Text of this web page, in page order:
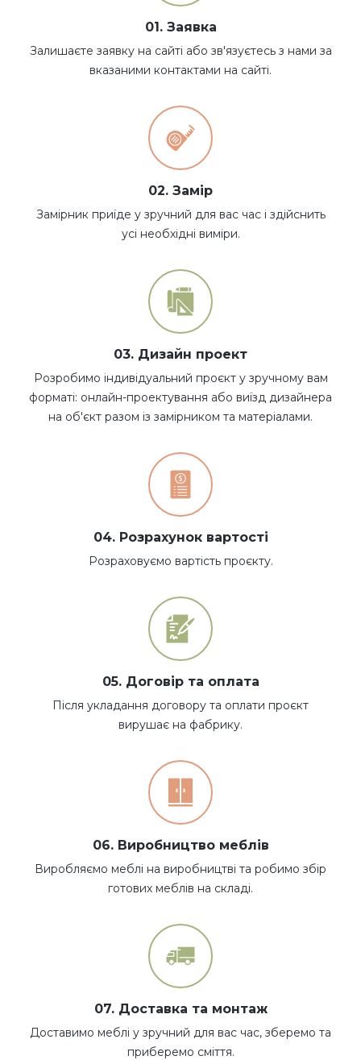
01. Заявка
Залишаєте заявку на сайті або зв'язуєтесь з нами за
вказаними контактами на сайті.
02. Замір
Замірник приїде у зручний для вас час і здійснить
усі необхідні виміри.
03. Дизайн проект
Розробимо індивідуальний проєкт у зручному вам
форматі: онлайн-проектування або виїзд дизайнера
на об'єкт разом із замірником та матеріалами.
04. Розрахунок вартості
Розраховуємо вартість проєкту.
05. Договір та оплата
Після укладання договору та оплати проєкт
вирушає на фабрику.
06. Виробництво меблів
Виробляємо меблі на виробництві та робимо збір
готових меблів на складі.
07. Доставка та монтаж
Доставимо меблі у зручний для вас час, зберемо та
приберемо сміття.